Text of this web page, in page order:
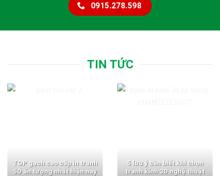
0915.278.598
TIN TỨC
TOP gạch cao cấp in tranh
5D ấn tượng nhất hiện nay
5 lưu ý cần biết khi chọn
tranh kính 3D nghệ thuật